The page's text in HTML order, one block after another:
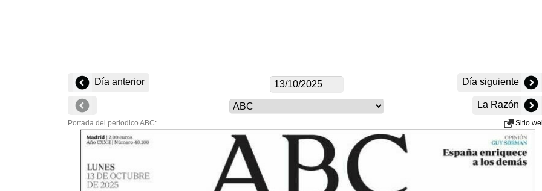
Día anterior Día siguiente
La Razón
Portada del periodico ABC: Sitio